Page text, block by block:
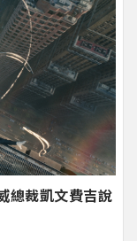
總裁凱文費吉說